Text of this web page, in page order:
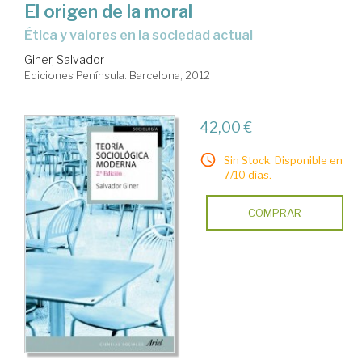
El origen de la moral
ética y valores en la sociedad actual
Giner, Salvador
Ediciones Península. Barcelona, 2012
42,00 €
Sin Stock. Disponible en
7/10 días.
COMPRAR